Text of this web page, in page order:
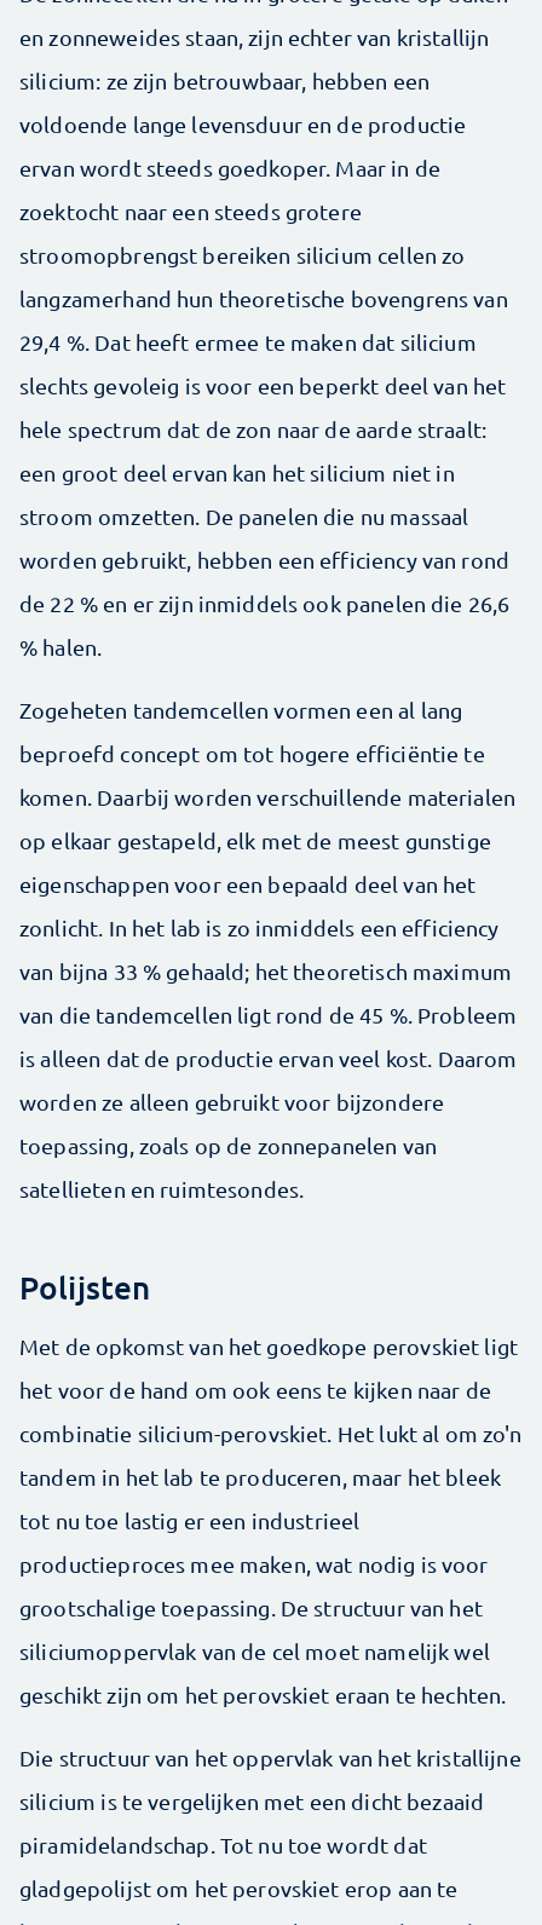
en zonneweides staan, zijn echter van kristallijn
silicium: ze zijn betrouwbaar, hebben een
voldoende lange levensduur en de productie
ervan wordt steeds goedkoper. Maar in de
zoektocht naar een steeds grotere
stroomopbrengst bereiken silicium cellen zo
langzamerhand hun theoretische bovengrens van
29,4 %. Dat heeft ermee te maken dat silicium
slechts gevoleig is voor een beperkt deel van het
hele spectrum dat de zon naar de aarde straalt:
een groot deel ervan kan het silicium niet in
stroom omzetten. De panelen die nu massaal
worden gebruikt, hebben een efficiency van rond
de 22 % en er zijn inmiddels ook panelen die 26,6
% halen.
Zogeheten tandemcellen vormen een al lang
beproefd concept om tot hogere efficiëntie te
komen. Daarbij worden verschuillende materialen
op elkaar gestapeld, elk met de meest gunstige
eigenschappen voor een bepaald deel van het
zonlicht. In het lab is zo inmiddels een efficiency
van bijna 33 % gehaald; het theoretisch maximum
van die tandemcellen ligt rond de 45 %. Probleem
is alleen dat de productie ervan veel kost. Daarom
worden ze alleen gebruikt voor bijzondere
toepassing, zoals op de zonnepanelen van
satellieten en ruimtesondes.
Polijsten
Met de opkomst van het goedkope perovskiet ligt
het voor de hand om ook eens te kijken naar de
combinatie silicium-perovskiet. Het lukt al om zo'n
tandem in het lab te produceren, maar het bleek
tot nu toe lastig er een industrieel
productieproces mee maken, wat nodig is voor
grootschalige toepassing. De structuur van het
siliciumoppervlak van de cel moet namelijk wel
geschikt zijn om het perovskiet eraan te hechten.
Die structuur van het oppervlak van het kristallijne
silicium is te vergelijken met een dicht bezaaid
piramidelandschap. Tot nu toe wordt dat
gladgepolijst om het perovskiet erop aan te